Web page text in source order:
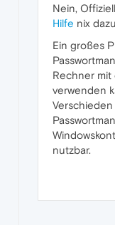
Nein,
Hilfe nix
Ein großes
Rechner
verwenden
nutzbar.